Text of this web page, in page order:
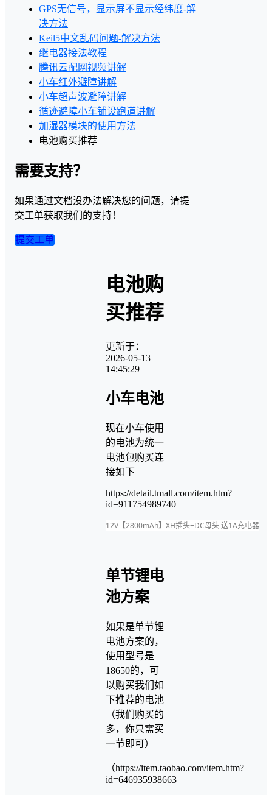
GPS无信号，显示屏不显示经纬度-解
决方法
Keil5中文乱码问题-解决方法
继电器接法教程
腾讯云配网视频讲解
小车红外避障讲解
小车超声波避障讲解
循迹避障小车铺设跑道讲解
加湿器模块的使用方法
电池购买推荐
需要支持？
如果通过文档没办法解决您的问题，请提
交工单获取我们的支持！
提交工单
电池购
买推荐
更新于：
2026-05-13
14:45:29
小车电池
现在小车使用
的电池为统一
电池包购买连
接如下
https://detail.tmall.com/item.htm?
id=911754989740
12V【2800mAh】XH插头+DC母头 送1A充电器
单节锂电
池方案
如果是单节锂
电池方案的，
使用型号是
18650的，可
以购买我们如
下推荐的电池
（我们购买的
多，你只需买
一节即可）
（https://item.taobao.com/item.htm?
id=646935938663